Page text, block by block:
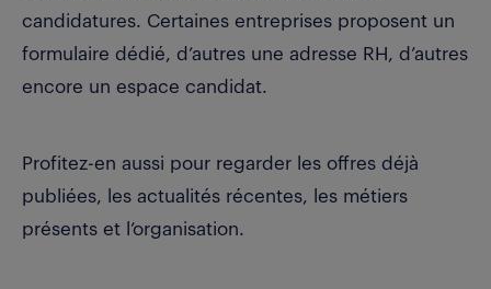
candidatures. Certaines entreprises proposent un
formulaire dédié, d’autres une adresse RH, d’autres
encore un espace candidat.
Profitez-en aussi pour regarder les offres déjà
publiées, les actualités récentes, les métiers
présents et l’organisation.